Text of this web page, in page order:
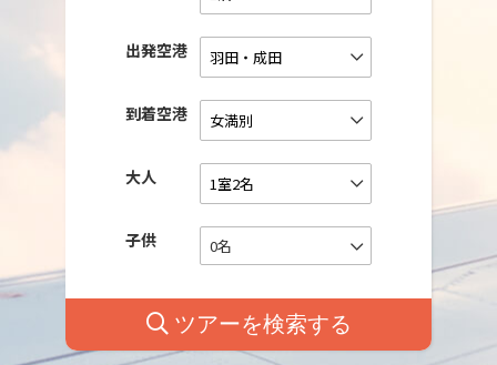
出発空港
到着空港
大人
子供 0名